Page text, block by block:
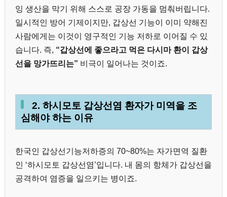
잉 생산을 막기 위해 스스로 공장 가동을 멈춰버립니다.
일시적인 방어 기제이지만, 갑상선 기능이 이미 약해진
사람에게는 이것이 영구적인 기능 저하로 이어질 수 있
습니다. 즉, “갑상선에 좋으라고 먹은 다시마 환이 갑상
선을 망가뜨리는” 비극이 일어나는 것이죠.
2. 하시모토 갑상선염 환자가 미역을 조
심해야 하는 이유
한국인 갑상선기능저하증의 70~80%는 자가면역 질환
인 ‘하시모토 갑상선염’입니다. 내 몸의 항체가 갑상선을
공격하여 염증을 일으키는 병이죠.